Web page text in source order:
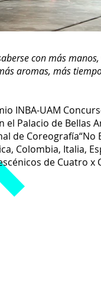
con más
aromas, más
INBA-UAM
el Palacio de Bellas
de Coreografía“No
Colombia, Italia,
de Cuatro x